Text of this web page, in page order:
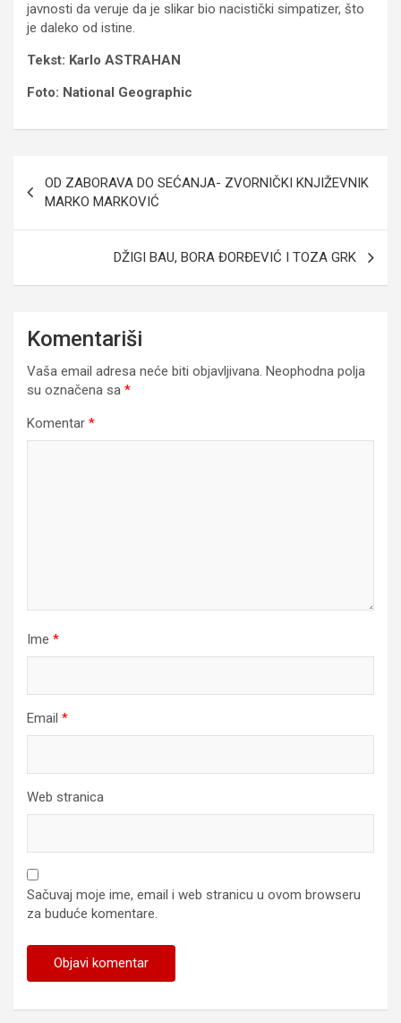
javnosti da veruje da je slikar bio nacistički simpatizer, što
je daleko od istine.
Tekst: Karlo ASTRAHAN
Foto: National Geographic
članaka
OD ZABORAVA DO SEĆANJA- ZVORNIČKI KNJIŽEVNIK
MARKO MARKOVIĆ
DŽIGI BAU, BORA ĐORĐEVIĆ I TOZA GRK
Komentariši
Vaša email adresa neće biti objavljivana. Neophodna polja
su označena sa *
Komentar *
Ime *
Email *
Web stranica
Sačuvaj moje ime, email i web stranicu u ovom browseru
za buduće komentare.